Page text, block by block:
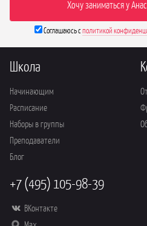
Соглашаюсь сполитикой
Школа
Начинающим
Расписание
Наборы в группы
Преподаватели
Блог
+7 (495) 105-98-39
ВКонтакте